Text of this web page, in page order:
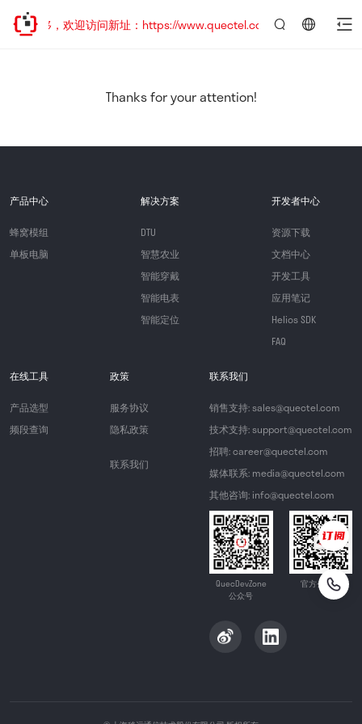
址已迁移，欢迎访问新址：https://www.quectel.com.cn
Thanks for your attention!
产品中心
蜂窝模组
单板电脑
解决方案
DTU
智慧农业
智能穿戴
智能电表
智能定位
开发者中心
资源下载
文档中心
开发工具
应用笔记
Helios SDK
FAQ
在线工具
产品选型
频段查询
政策
服务协议
隐私政策
联系我们
联系我们
销售支持: sales@quectel.com
技术支持: support@quectel.com
招聘: career@quectel.com
媒体联系: media@quectel.com
其他咨询: info@quectel.com
QuecDevZone
公众号
官方公众号